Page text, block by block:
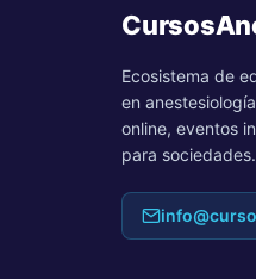
Ecosistema de
en
online, eventos
para sociedades.